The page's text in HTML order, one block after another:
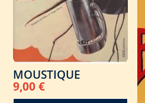
MOUSTIQUE
9,00€